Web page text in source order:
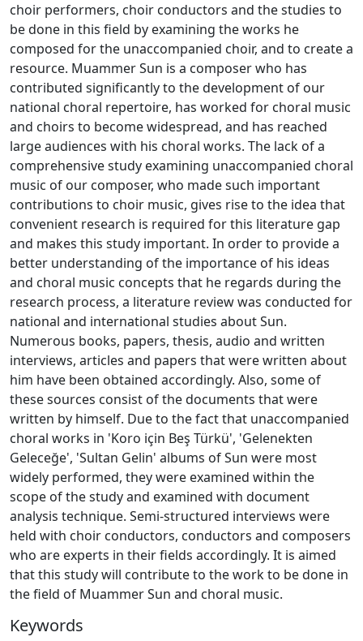
choir performers, choir conductors and the studies to
be done in this field by examining the works he
composed for the unaccompanied choir, and to create a
resource. Muammer Sun is a composer who has
contributed significantly to the development of our
national choral repertoire, has worked for choral music
and choirs to become widespread, and has reached
large audiences with his choral works. The lack of a
comprehensive study examining unaccompanied choral
music of our composer, who made such important
contributions to choir music, gives rise to the idea that
convenient research is required for this literature gap
and makes this study important. In order to provide a
better understanding of the importance of his ideas
and choral music concepts that he regards during the
research process, a literature review was conducted for
national and international studies about Sun.
Numerous books, papers, thesis, audio and written
interviews, articles and papers that were written about
him have been obtained accordingly. Also, some of
these sources consist of the documents that were
written by himself. Due to the fact that unaccompanied
choral works in 'Koro için Beş Türkü', 'Gelenekten
Geleceğe', 'Sultan Gelin' albums of Sun were most
widely performed, they were examined within the
scope of the study and examined with document
analysis technique. Semi-structured interviews were
held with choir conductors, conductors and composers
who are experts in their fields accordingly. It is aimed
that this study will contribute to the work to be done in
the field of Muammer Sun and choral music.
Keywords